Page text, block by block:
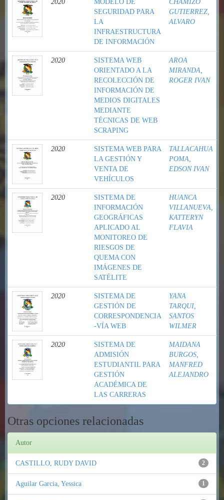
2020
MODELO DE
SEGURIDAD PARA
LA
INFRAESTRUCTURA
DE INFORMACIÓN
CHAMIZO
GUTIERREZ,
ALVARO
2020
SISTEMA WEB
ORIENTADO A LA
RECOLECCIÓN DE
INFORMACIÓN DE
MEDIOS DIGITALES
MEDIANTE
TÉCNICAS DE WEB
SCRAPING
AROA
MIRANDA,
ROGER IVAN
2020
SISTEMA WEB PARA
LA GESTIÓN Y
VENTA DE
VEHÍCULOS
TALLACAHUA
POMA,
EDSON IVAN
2020
SISTEMA DE
INFORMACIÓN
GEOGRÁFICAS
APLICADO AL
MONITOREO DE
RIESGOS DE
QUEMA CON
IMÁGENES DE
SATÉLITE
HUANCA
VILLANUEVA,
KATTERYN
FLAVIA
2020
SISTEMA DE
GESTIÓN DE
CORRESPONDENCIA
-VÍA WEB
YANA
TARQUI,
SANTOS
WILMER
2020
SISTEMA DE
ADMISIÓN
ESTUDIANTIL PARA
GESTIÓN
ACADÉMICA DE
LAS CARRERAS
MAIDANA
BURGOS,
MANFRED
ALEJANDRO
Otras opciones relacionadas
Autor
2
CASTILLO, RUDY DAVID
1
Aguilar Garcia, Yessica